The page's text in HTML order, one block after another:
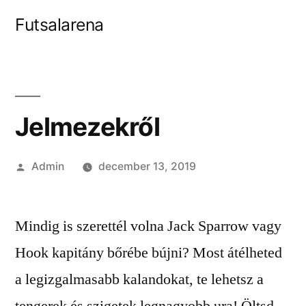
Futsalarena
Jelmezekről
Szerző:
Admin december 13, 2019
Mindig is szerettél volna Jack Sparrow vagy
Hook kapitány bőrébe bújni? Most átélheted
a legizgalmasabb kalandokat, te lehetsz a